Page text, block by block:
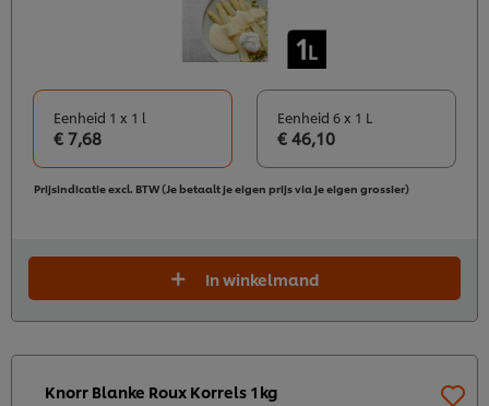
Eenheid 1 x 1 l
€ 7,68
Eenheid 6 x 1 L
€ 46,10
Prijsindicatie excl. BTW (Je betaalt je eigen prijs via je eigen grossier)
In winkelmand
Knorr Blanke Roux Korrels 1kg